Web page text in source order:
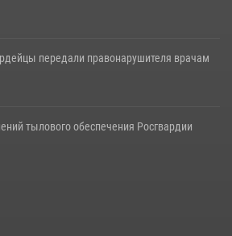
передали правонарушителя врачам
тылового обеспечения Росгвардии